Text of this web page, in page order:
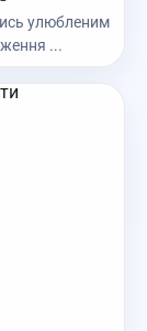
улюбленим
...